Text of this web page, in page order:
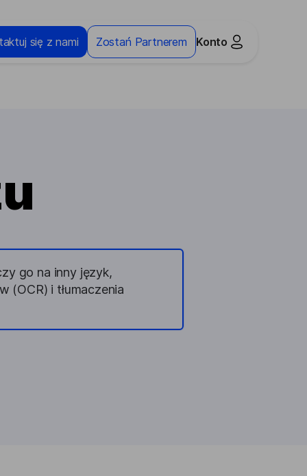
się z nami Zostań Partnerem Konto
go na inny język,
i tłumaczenia